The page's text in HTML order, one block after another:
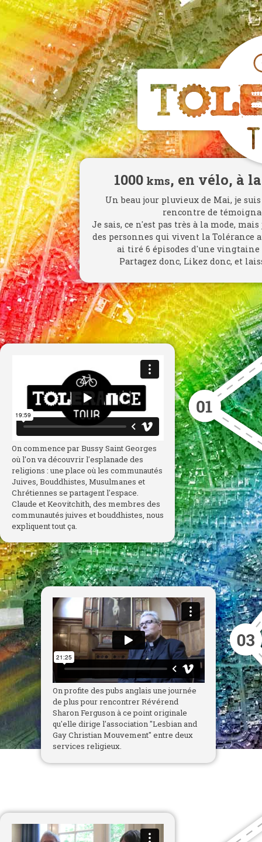
1000 kms, en vélo, à
Un beau jour pluvieux de Mai, je
rencontre de
Je sais, ce n'est pas très à la mode,
des personnes qui vivent la Tolérance
ai tiré 6 épisodes d'une vingtaine
Partagez donc, Likez donc, et
On commence par Bussy Saint Georges
où l'on va découvrir l'esplanade des
religions : une place où les communautés
Juives, Bouddhistes, Musulmanes et
Chrétiennes se partagent l'espace.
Claude et Keovitchith, des membres des
communautés juives et bouddhistes, nous
expliquent tout ça.
On profite des pubs anglais une journée
de plus pour rencontrer Révérend
Sharon Ferguson à ce point originale
qu'elle dirige l'association "Lesbian and
Gay Christian Mouvement" entre deux
services religieux.